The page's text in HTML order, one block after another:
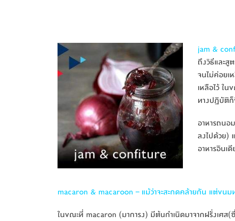
jam &
ถึงวิธีและสู
จนไม่ค่อยเ
เหลือไว้ ใ
ทางปฏิบัติก็
อาหารถนอ
ลงไปด้วย)
อาหารอินเ
macaron & macaroon – แม้ว่าจะสะกดคล้ายกัน แต่ขน
ในขณะที่ macaron (มาการง) มีต้นกำเนิดมาจากฝรั่งเศส